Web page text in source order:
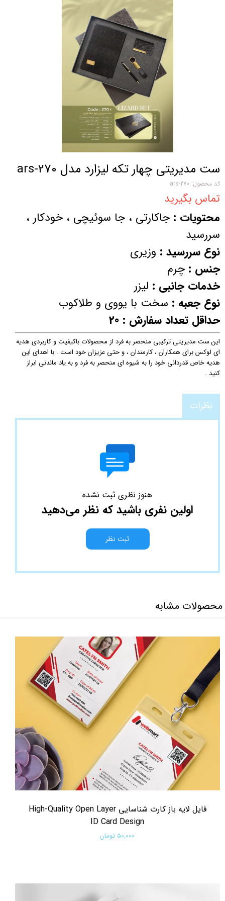
ست مدیریتی چهار تکه لیزارد مدل ars-270
کد محصول: ars-270
تماس بگیرید
محتویات : جاکارتی ، جا سوئیچی ، خودکار ،
سررسید
نوع سررسید : وزیری
جنس : چرم
خدمات جانبی : لیزر
نوع جعبه : سخت با یووی و طلاکوب
حداقل تعداد سفارش : 20
این ست مدیریتی ترکیبی منحصر به فرد از محصولات باکیفیت و کاربردی هدیه
ای لوکس برای همکاران ، کارمندان ، و حتی عزیزان خود است . با اهدای این
هدیه خاص قدردانی خود را به شیوه ای منحصر به فرد و به یاد ماندنی ابراز
کنید .
نظرات
هنوز نظری ثبت نشده
اولین نفری باشید که نظر می‌دهید
ثبت نظر
محصولات مشابه
فایل لایه باز کارت شناسایی High-Quality Open Layer
ID Card Design
۵۰,۰۰۰ تومان